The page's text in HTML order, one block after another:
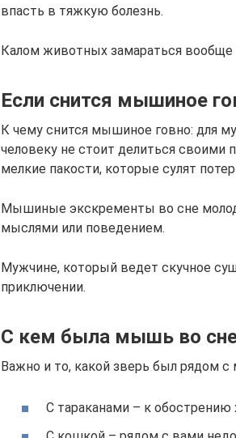
впасть в тяжкую болезнь.
Калом животных замараться вообще
Если снится мышиное
К чему снится мышиное говно: для
человеку не стоит делиться
мелкие пакости, которые сулят
Мышиные экскременты во сне
мыслями или поведением.
Мужчине, который ведет скучное
приключении.
С кем была мышь во
Важно и то, какой зверь был рядом
С тараканами – к обострению